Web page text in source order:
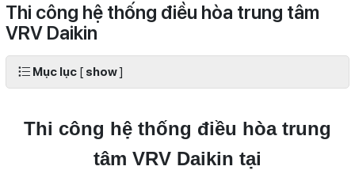
Thi công hệ thống điều hòa trung tâm
VRV Daikin
Mục lục[ show]
Thi công hệ thống điều hòa trung
tâm VRV Daikin tại